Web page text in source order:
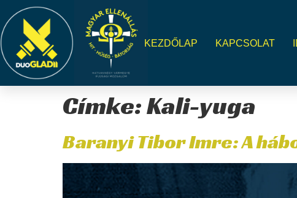
KEZDŐLAP KAPCSOLAT
Címke:Kali-yuga
Baranyi Tibor Imre: A